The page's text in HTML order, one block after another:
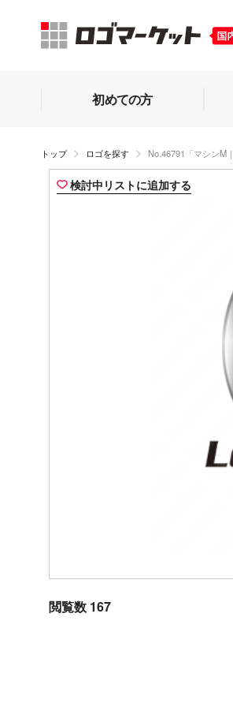
初めての方
トップ ロゴを探す No.46791「マシンM
検討中リストに追加する
閲覧数 167